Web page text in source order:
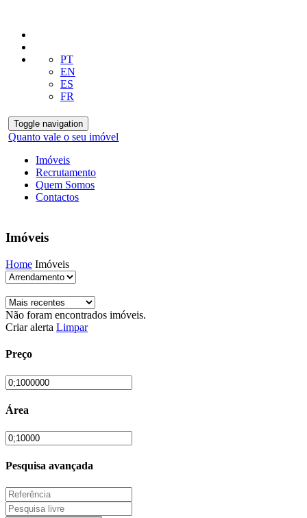
PT
EN
ES
FR
Toggle navigation
Quanto vale o seu imóvel
Imóveis
Recrutamento
Quem Somos
Contactos
Imóveis
Home Imóveis
Não foram encontrados imóveis.
Criar alerta Limpar
Preço
Área
Pesquisa avançada